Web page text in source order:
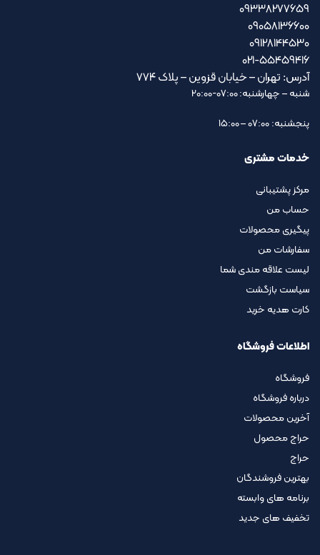
09338277659
09058136600
09128144530
021-55459416
آدرس: تهران – خیابان قزوین – پلاک ۷۷۴
شنبه – چهارشنبه: 07:00-20:00
پنجشنبه: 07:00 – 15:00
خدمات مشتری
مرکز پشتیبانی
حساب من
پیگیری محصولات
سفارشات من
لیست علاقه مندی شما
سیاست بازگشت
کارت هدیه خرید
اطلاعات فروشگاه
فروشگاه
درباره فروشگاه
آخرین محصولات
حراج محصول
حراج
بهترین فروشندگان
برنامه های وابسته
تخفیف های جدید